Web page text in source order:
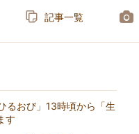
記事一覧
るおび」13時頃から「生
す